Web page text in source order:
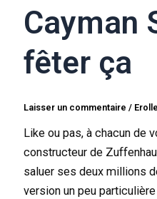
Cayman
fêter ça
Laisser un commentaire /
Like ou pas, à chacun de
constructeur de
saluer ses deux millions
version un peu particulière